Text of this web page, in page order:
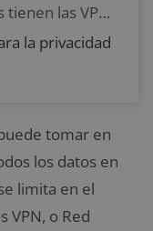
¿Qué otros beneficios tienen las VPN?
la privacidad
tomar en
los datos en
limita en el
VPN, o Red